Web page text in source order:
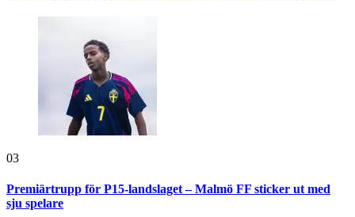
03
Premiärtrupp för P15-landslaget – Malmö FF sticker ut med
sju spelare